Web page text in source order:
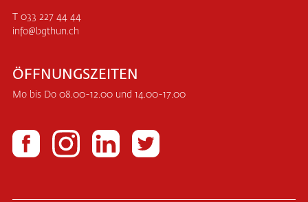
T 033 227 44 44
info
bgthun.ch
ÖFFNUNGSZEITEN
Mo bis Do 08.00-12.00 und 14.00-17.00